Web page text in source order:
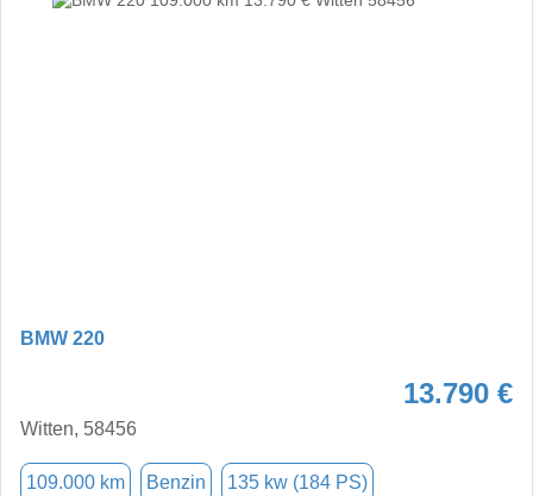
BMW 220
13.790 €
Witten, 58456
109.000 km Benzin 135 kw (184 PS)